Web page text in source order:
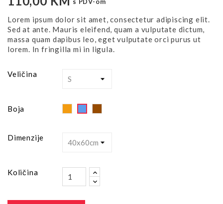
Lorem ipsum dolor sit amet, consectetur adipiscing elit.
Sed at ante. Mauris eleifend, quam a vulputate dictum,
massa quam dapibus leo, eget vulputate orci purus ut
lorem. In fringilla mi in ligula.
Veličina
Boja Orange
BlueBrown
Dimenzije
Količina